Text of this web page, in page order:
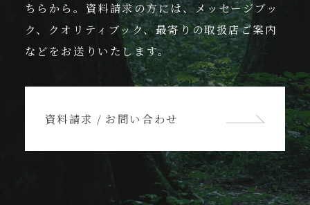
ちらから。資料請求の方には、メッセージブッ
ク、クオリティブック、最寄りの取扱店ご案内
などをお送りいたします。
資料請求 / お問い合わせ